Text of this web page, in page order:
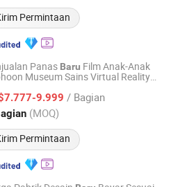
Permintaan
Panas Baru Film Anak-Anak
Museum Sains Virtual Reality
9.999 / Bagian
(MOQ)
Permintaan
Co., Ltd
Harga mulai 2018